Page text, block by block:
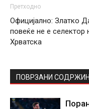
Претходно
Официјално: Златко
повеќе не е селектор
Хрватска
ПОВРЗАНИ